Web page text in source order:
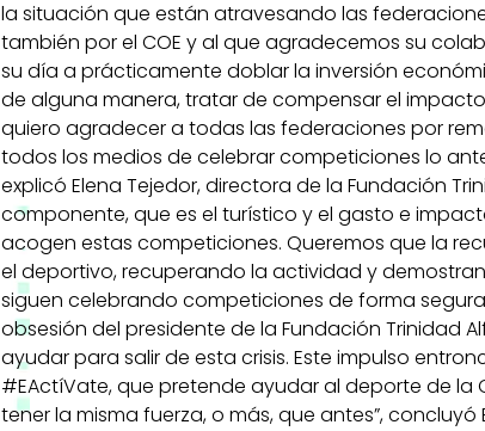
la situación que están atravesando las
también por el COE y al que agradecemos su
su día a prácticamente doblar la inversión
de alguna manera, tratar de compensar el
quiero agradecer a todas las federaciones por
todos los medios de celebrar competiciones lo
explicó Elena Tejedor, directora de la Fundación
componente, que es el turístico y el gasto e
acogen estas competiciones. Queremos que la
el deportivo, recuperando la actividad y
siguen celebrando competiciones de forma
obsesión del presidente de la Fundación Trinidad
ayudar para salir de esta crisis. Este impulso
#EActíVate, que pretende ayudar al deporte de
tener la misma fuerza, o más, que antes”, concluyó